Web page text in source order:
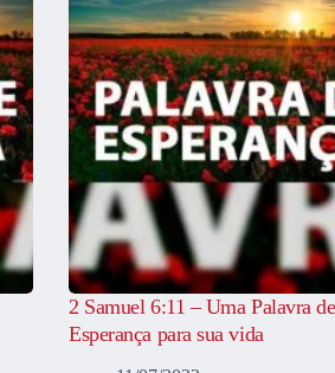
2 Samuel 6:11 – Uma Palavra de
Esperança para sua vida